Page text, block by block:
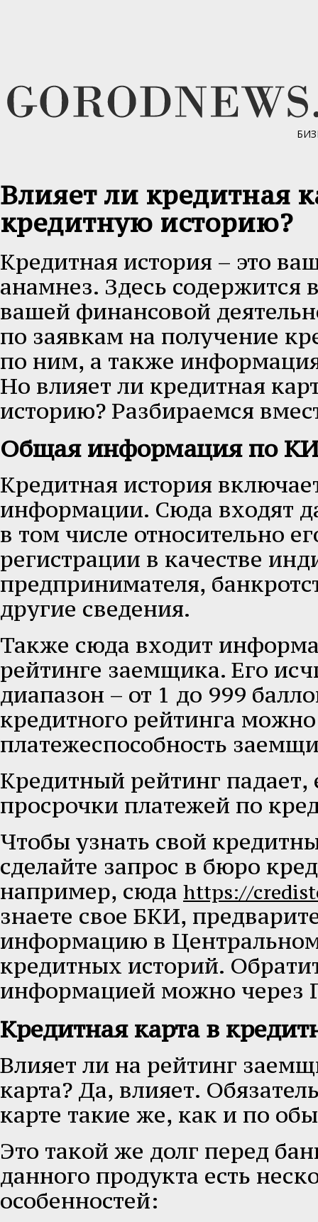
Влияет ли кредитная
кредитную историю?
Кредитная история – это
анамнез. Здесь содержится
вашей финансовой
по заявкам на получение
по ним, а также
Но влияет ли кредитная
историю? Разбираемся
Общая информация по
Кредитная история
информации. Сюда входят
в том числе относительно
регистрации в качестве
предпринимателя,
другие сведения.
Также сюда входит
рейтинге заемщика. Его
диапазон – от 1 до 999
кредитного рейтинга
платежеспособность
Кредитный рейтинг падает,
просрочки платежей по
Чтобы узнать свой
сделайте запрос в бюро
например, сюда https://
знаете свое БКИ,
информацию в Центральном
кредитных историй.
информацией можно через
Кредитная карта в
Влияет ли на рейтинг
карта? Да, влияет.
карте такие же, как и по
Это такой же долг перед
данного продукта есть
особенностей: